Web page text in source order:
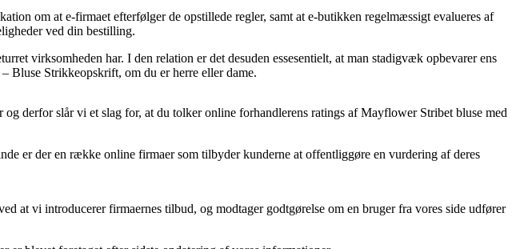
om at e-firmaet efterfølger de opstillede regler, samt at e-butikken regelmæssigt evalueres af
ved din bestilling.
virksomheden har. I den relation er det desuden essesentielt, at man stadigvæk opbevarer ens
Bluse Strikkeopskrift, om du er herre eller dame.
derfor slår vi et slag for, at du tolker online forhandlerens ratings af Mayflower Stribet bluse med
er der en række online firmaer som tilbyder kunderne at offentliggøre en vurdering af deres
at vi introducerer firmaernes tilbud, og modtager godtgørelse om en bruger fra vores side udfører